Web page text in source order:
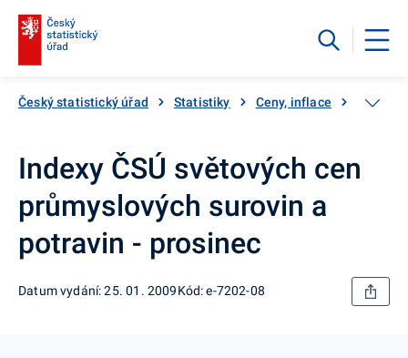
Český statistický úřad Statistiky Ceny, inflace Ceny
Indexy ČSÚ světových cen
průmyslových surovin a
potravin - prosinec
Datum vydání: 25. 01. 2009Kód: e-7202-08